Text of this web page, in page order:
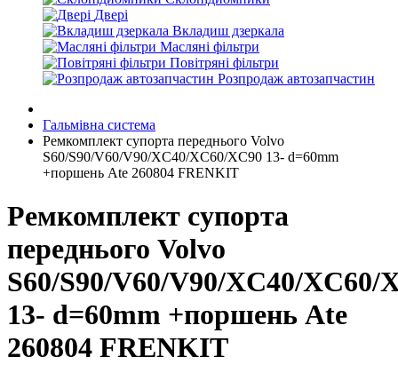
Двері
Вкладиш дзеркала
Масляні фільтри
Повітряні фільтри
Розпродаж автозапчастин
Гальмівна система
Ремкомплект супорта переднього Volvo
S60/S90/V60/V90/XC40/XC60/XC90 13- d=60mm
+поршень Ate 260804 FRENKIT
Ремкомплект супорта
переднього Volvo
S60/S90/V60/V90/XC40/XC60/
13- d=60mm +поршень Ate
260804 FRENKIT